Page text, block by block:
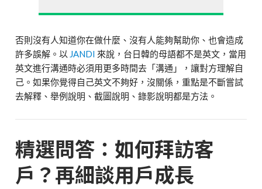
否則沒有人知道你在做什麼、沒有人能夠幫助你、也會造成
許多誤解。以 JANDI 來說，台日韓的母語都不是英文，當用
英文進行溝通時必須用更多時間去「溝通」，讓對方理解自
己。如果你覺得自己英文不夠好，沒關係，重點是不斷嘗試
去解釋、舉例說明、截圖說明、錄影說明都是方法。
精選問答：如何拜訪客
戶？再細談用戶成長